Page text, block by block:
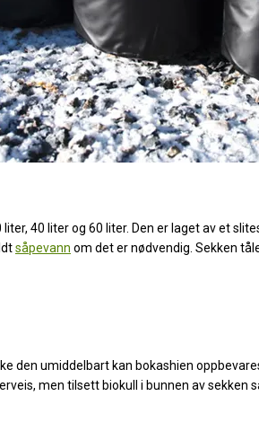
40 liter og 60 liter. Den er laget av et
såpevann om det er nødvendig. Sekken
den umiddelbart kan bokashien
men tilsett biokull i bunnen av sekken